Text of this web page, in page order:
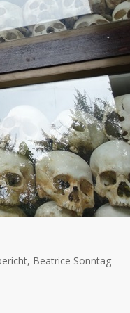
Beatrice Sonntag